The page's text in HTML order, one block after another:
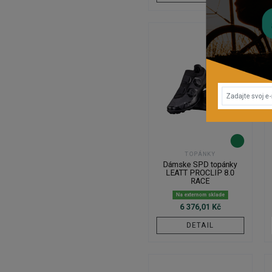
TOPÁNKY
Dámske SPD topánky
LEATT PROCLIP 8.0
RACE
Na externom sklade
6 376,01 Kč
DETAIL